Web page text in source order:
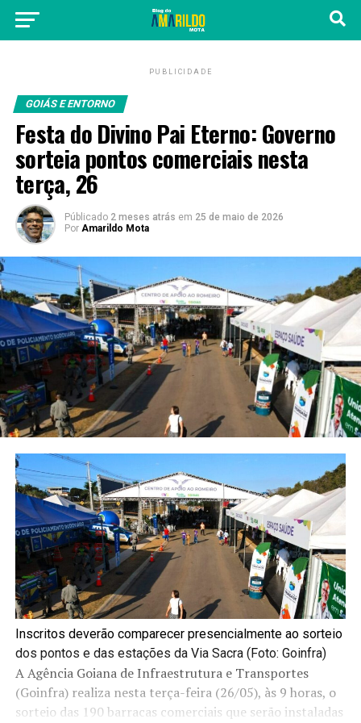
PUBLICIDADE
GOIÁS E ENTORNO
Festa do Divino Pai Eterno: Governo
sorteia pontos comerciais nesta
terça, 26
Públicado 2 meses atrás em 25 de maio de 2026
Por Amarildo Mota
Inscritos deverão comparecer presencialmente ao sorteio
dos pontos e das estações da Via Sacra (Foto: Goinfra)
A Agência Goiana de Infraestrutura e Transportes
(Goinfra) realiza nesta terça-feira (26/05), às 9 horas, o
sorteio das 190 barracas comerciais que serão instaladas